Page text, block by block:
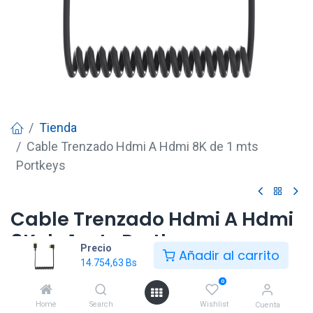
Precio
14.754,63 Bs Añadir al carrito
Home Search
0
Wishlist Cuenta
Tienda
Cable Trenzado Hdmi A Hdmi 8K de 1 mts
Portkeys
Cable Trenzado Hdmi A Hdmi
8K de 1 mts Portkeys
14.754,63 Bs